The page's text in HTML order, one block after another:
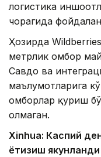
логистика
чорагида
Ҳозирда
метрлик омбор
Савдо ва
маълумотларига
омборлар қуриш
олмаган.
Xinhuа: Каспий
ётқизиш якунланди